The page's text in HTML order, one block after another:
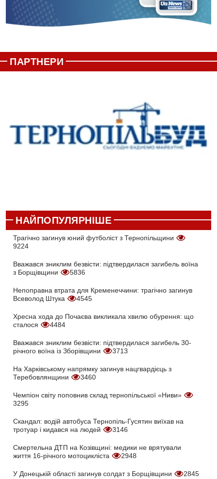
ПАРТНЕРИ
НАЙПОПУЛЯРНІШЕ
Трагічно загинув юний футболіст з Тернопільщини
9224
Вважався зниклим безвісти: підтвердилася загибель воїна
з Борщівщини
5836
Непоправна втрата для Кременеччини: трагічно загинув
Всеволод Штука
4545
Хресна хода до Почаєва викликала хвилю обурення: що
сталося
4484
Вважався зниклим безвісти: підтвердилася загибель 30-
річного воїна із Зборівщини
3713
На Харківському напрямку загинув нацгвардієць з
Теребовлянщини
3460
Чемпіон світу поповнив склад тернопільської «Ниви»
3295
Скандал: водій автобуса Тернопіль-Гусятин виїхав на
тротуар і кидався на людей
3146
Смертельна ДТП на Козівщині: медики не врятували
життя 16-річного мотоцикліста
2948
У Донецькій області загинув солдат з Борщівщини 2845